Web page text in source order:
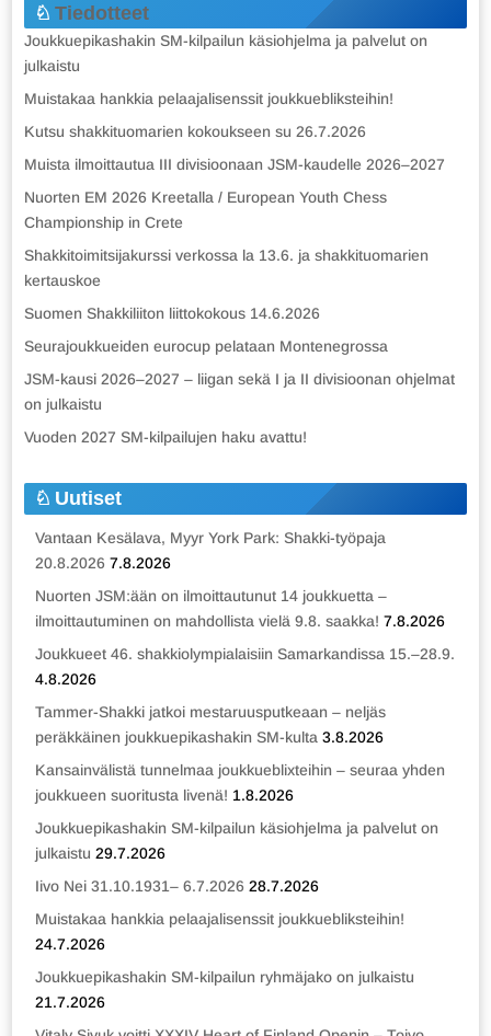
Tiedotteet
Joukkuepikashakin SM-kilpailun käsiohjelma ja palvelut on
julkaistu
Muistakaa hankkia pelaajalisenssit joukkuebliksteihin!
Kutsu shakkituomarien kokoukseen su 26.7.2026
Muista ilmoittautua III divisioonaan JSM-kaudelle 2026–2027
Nuorten EM 2026 Kreetalla / European Youth Chess
Championship in Crete
Shakkitoimitsijakurssi verkossa la 13.6. ja shakkituomarien
kertauskoe
Suomen Shakkiliiton liittokokous 14.6.2026
Seurajoukkueiden eurocup pelataan Montenegrossa
JSM-kausi 2026–2027 – liigan sekä I ja II divisioonan ohjelmat
on julkaistu
Vuoden 2027 SM-kilpailujen haku avattu!
Uutiset
Vantaan Kesälava, Myyr York Park: Shakki-työpaja
20.8.2026 7.8.2026
Nuorten JSM:ään on ilmoittautunut 14 joukkuetta –
ilmoittautuminen on mahdollista vielä 9.8. saakka! 7.8.2026
Joukkueet 46. shakkiolympialaisiin Samarkandissa 15.–28.9.
4.8.2026
Tammer-Shakki jatkoi mestaruusputkeaan – neljäs
peräkkäinen joukkuepikashakin SM-kulta 3.8.2026
Kansainvälistä tunnelmaa joukkueblixteihin – seuraa yhden
joukkueen suoritusta livenä! 1.8.2026
Joukkuepikashakin SM-kilpailun käsiohjelma ja palvelut on
julkaistu 29.7.2026
Iivo Nei 31.10.1931– 6.7.2026 28.7.2026
Muistakaa hankkia pelaajalisenssit joukkuebliksteihin!
24.7.2026
Joukkuepikashakin SM-kilpailun ryhmäjako on julkaistu
21.7.2026